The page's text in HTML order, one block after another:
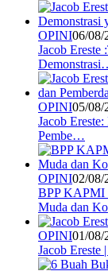
OPINI06/08/
Jacob Ereste
OPINI05/08/
Jacob
Pembe…
OPINI02/08/
BPP KAPMI
Muda dan
OPINI01/08/
Jacob